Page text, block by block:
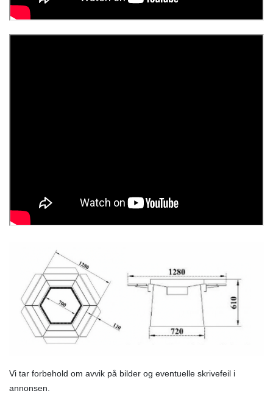
Vi tar forbehold om avvik på bilder og eventuelle skrivefeil i
annonsen.